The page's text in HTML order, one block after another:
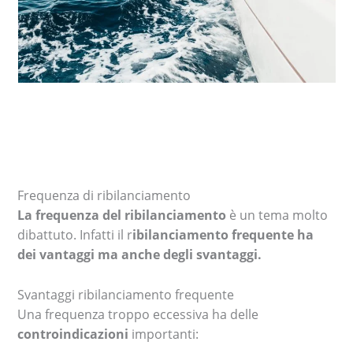
Frequenza di ribilanciamento
La frequenza del ribilanciamento è un tema molto
dibattuto. Infatti il ribilanciamento frequente ha
dei vantaggi ma anche degli svantaggi.
Svantaggi ribilanciamento frequente
Una frequenza troppo eccessiva ha delle
controindicazioni importanti: